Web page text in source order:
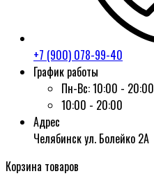
+7 (900) 078-99-40
График работы
Пн-Вс:10:00 - 20:00
10:00 - 20:00
Адрес
Челябинск ул. Болейко 2А
Корзина товаров